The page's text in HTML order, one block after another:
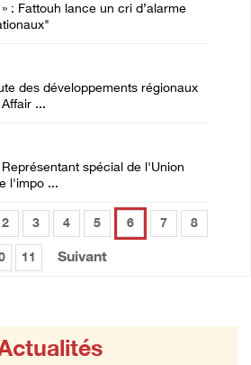
: Fattouh lance un cri d’alarme
des développements régionaux
...
spécial de l'Union
l'impo ...
2 3 4 5 6 7 8
11 Suivant